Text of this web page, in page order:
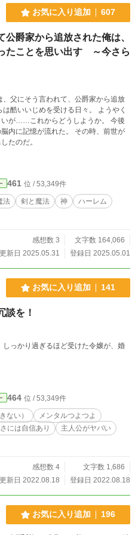
お気に入り追加 607
爵家から追放された俺は、
たことを思い出す ～今さら
、父にそう言われて、公爵家から追放
酷いいじめを受ける日々。 ようやく
いが……これからどうしようか。 今後
内に記憶が流れた。 その時、前世が
たのだ。
461 位 / 53,349件
法 剣と魔法 神
ハーレム
感想数 3
文字数 164,066
新日 2025.05.31
登録日 2025.05.01
お気に入り追加 141
談を！
464 位 / 53,349件
ない）
メンタルつよつよ
には自信あり
主人公がヤバい
感想数 4
文字数 1,686
新日 2022.08.18
登録日 2022.08.18
お気に入り追加 196